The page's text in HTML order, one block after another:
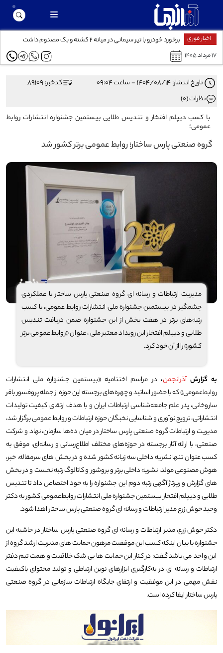
اخبار فوری برخورد خودرو با تیر سیمانی در میانه ۲ کشته و یک مصدوم داشت
۱۷ مرداد ۱۴۰۵
تاریخ انتشار: ۱۴۰۴/۰۸/۱۴ - ساعت ۰۹:۰۴
کدخبر: 89109
نظرات (0)
با کسب دیپلم افتخار و تندیس طلایی بیستمین جشنواره انتشارات روابط
عمومی؛
گروه صنعتی پارس ساختار؛ روابط عمومی برتر کشور شد
مدیریت ارتباطات و رسانه ای گروه صنعتی پارس ساختار با عملکردی
چشمگیر در بیستمین جشنواره ملی انتشارات روابط عمومی، با کسب
رتبه‌های برتر در هفت بخش از این جشنواره ضمن دریافت تندیس
طلایی و دیپلم افتخار این رویداد معتبر ملی ، عنوان «روابط عمومی برتر
کشور» را از آن خود کرد.
به گزارشآذرانجمن، در مراسم اختتامیه «بیستمین جشنواره ملی انتشارات
روابط‌عمومی» که با حضور اساتید و چهره‌های برجسته این حوزه از جمله پروفسور باقر
ساروخانی، پدر علم جامعه‌شناسی ارتباطات ایران و با هدف ارتقای کیفیت تولیدات
انتشاراتی، ترویج نوآوری و شناسایی نخبگان حوزه ارتباطات و روابط عمومی برگزار شد،
مدیریت و ارتباطات گروه صنعتی پارس ساختار در میان ده‌ها سازمان، نهاد و شرکت
صنعتی، با ارائه آثار برجسته در حوزه‌های مختلف اطلاع‌رسانی و رسانه‌ای، موفق به
کسب عنوان تنها نشریه داخلی سه زبانه کشور شده و در بخش های سرمقاله، خبر،
هوش مصنوعی مولد، نشریه داخلی برتر و بروشور و کاتالوگ رتبه نخست و در بخش
های گزارش و رپرتاژ آگهی رتبه دوم این جشنواره را به خود اختصاص داد تا تندیس
طلایی و دیپلم افتخار بیستمین جشنواره ملی انتشارات روابط‌عمومی کشور به دکتر
وحید خوش زرع مدیر ارتباطات و رسانه ای گروه صنعتی پارس ساختار اهدا شود.
دکتر خوش زرع، مدیر ارتباطات و رسانه ای گروه صنعتی پارس ساختار در حاشیه این
جشنواره با بیان اینکه کسب این موفقیت مرهون حمایت های مدیریت ارشد گروه از
این واحد می باشد گفت: در کنار این حمایت ها بی شک خلاقیت و همت تیم دفتر
ارتباطات و رسانه ای در به‌کارگیری ابزارهای نوین ارتباطی و تولید محتوای باکیفیت
نقش مهمی در این موفقیت و ارتقای جایگاه ارتباطات سازمانی در گروه صنعتی
پارس ساختار ایفا کرده است.